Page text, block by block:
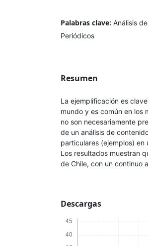
Palabras clave: Análisis
Periódicos
Resumen
La ejemplificación es
mundo y es común en los
no son necesariamente
de un análisis de
particulares (ejemplos) en
Los resultados muestran
de Chile, con un continuo
Descargas